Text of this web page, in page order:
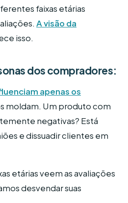
faixas etárias
A visão da
isso.
dos compradores:
apenas os
moldam. Um produto com
negativas? Está
e dissuadir clientes em
etárias veem as avaliações
desvendar suas